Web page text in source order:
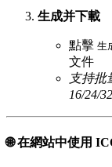
生成并下載
點擊 生
文件
支持批
16/24/
🌐 在網站中使用